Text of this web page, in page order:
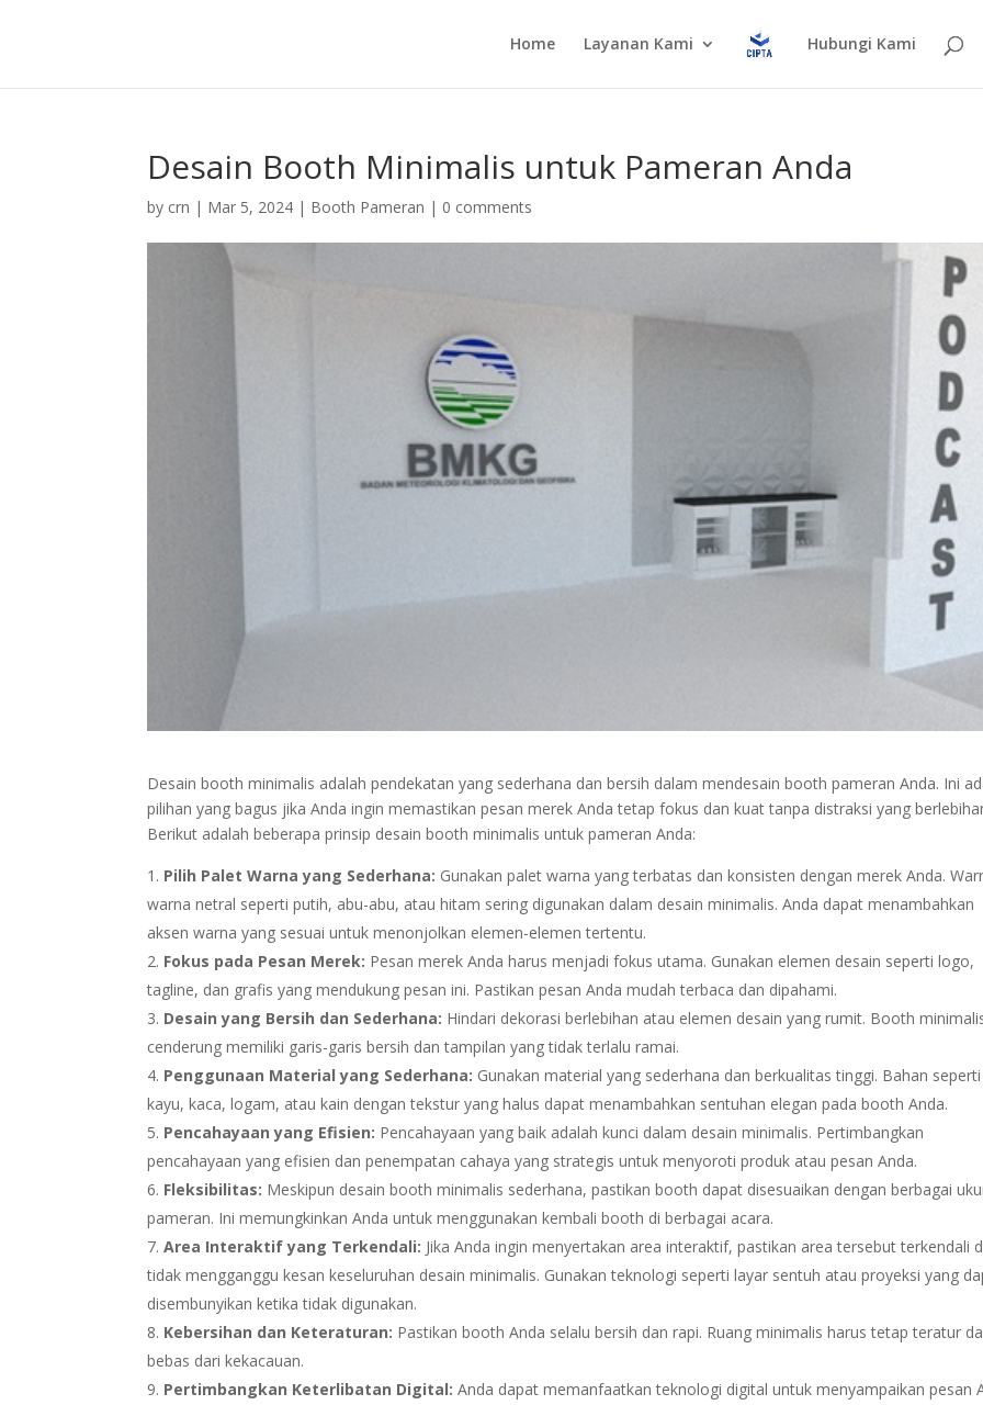
Home Layanan Kami Hubungi Kami
Desain Booth Minimalis untuk Pameran Anda
by crn | Mar 5, 2024 | Booth Pameran | 0 comments
Desain booth minimalis adalah pendekatan yang sederhana dan bersih dalam mendesain booth pameran Anda. Ini
pilihan yang bagus jika Anda ingin memastikan pesan merek Anda tetap fokus dan kuat tanpa distraksi yang
Berikut adalah beberapa prinsip desain booth minimalis untuk pameran Anda:
Pilih Palet Warna yang Sederhana: Gunakan palet warna yang terbatas dan konsisten dengan merek Anda.
warna netral seperti putih, abu-abu, atau hitam sering digunakan dalam desain minimalis. Anda dapat menambahkan
aksen warna yang sesuai untuk menonjolkan elemen-elemen tertentu.
Fokus pada Pesan Merek: Pesan merek Anda harus menjadi fokus utama. Gunakan elemen desain seperti logo,
tagline, dan grafis yang mendukung pesan ini. Pastikan pesan Anda mudah terbaca dan dipahami.
Desain yang Bersih dan Sederhana: Hindari dekorasi berlebihan atau elemen desain yang rumit. Booth
cenderung memiliki garis-garis bersih dan tampilan yang tidak terlalu ramai.
Penggunaan Material yang Sederhana: Gunakan material yang sederhana dan berkualitas tinggi. Bahan seperti
kayu, kaca, logam, atau kain dengan tekstur yang halus dapat menambahkan sentuhan elegan pada booth Anda.
Pencahayaan yang Efisien: Pencahayaan yang baik adalah kunci dalam desain minimalis. Pertimbangkan
pencahayaan yang efisien dan penempatan cahaya yang strategis untuk menyoroti produk atau pesan Anda.
Fleksibilitas: Meskipun desain booth minimalis sederhana, pastikan booth dapat disesuaikan dengan berbagai
pameran. Ini memungkinkan Anda untuk menggunakan kembali booth di berbagai acara.
Area Interaktif yang Terkendali: Jika Anda ingin menyertakan area interaktif, pastikan area tersebut terkendali
tidak mengganggu kesan keseluruhan desain minimalis. Gunakan teknologi seperti layar sentuh atau proyeksi yang
disembunyikan ketika tidak digunakan.
Kebersihan dan Keteraturan: Pastikan booth Anda selalu bersih dan rapi. Ruang minimalis harus tetap teratur
bebas dari kekacauan.
Pertimbangkan Keterlibatan Digital: Anda dapat memanfaatkan teknologi digital untuk menyampaikan pesan